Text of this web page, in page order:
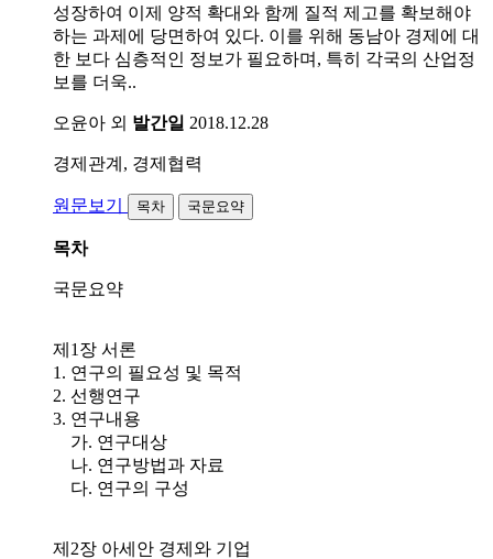
성장하여 이제 양적 확대와 함께 질적 제고를 확보해야
하는 과제에 당면하여 있다. 이를 위해 동남아 경제에 대
한 보다 심층적인 정보가 필요하며, 특히 각국의 산업정
보를 더욱..
오윤아 외 발간일 2018.12.28
경제관계, 경제협력
원문보기 목차 국문요약
목차
국문요약
제1장 서론
1. 연구의 필요성 및 목적
2. 선행연구
3. 연구내용
가. 연구대상
나. 연구방법과 자료
다. 연구의 구성
제2장 아세안 경제와 기업